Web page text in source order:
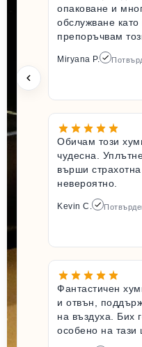
опаковане и
обслужване
препоръчвам
Miryana P.
Обичам този
чудесна.
върши
невероятно.
Kevin C.
Фантастичен
и отвън,
на въздуха. Бих
особено на тази